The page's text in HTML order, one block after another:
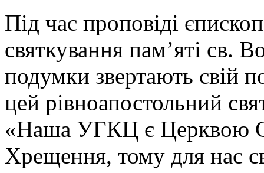
Під час проповіді
святкування пам’яті св.
подумки звертають свій
цей рівноапостольний
«Наша УГКЦ є Церквою
Хрещення, тому для нас